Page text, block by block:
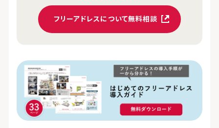
フリーアドレスについて無料相談